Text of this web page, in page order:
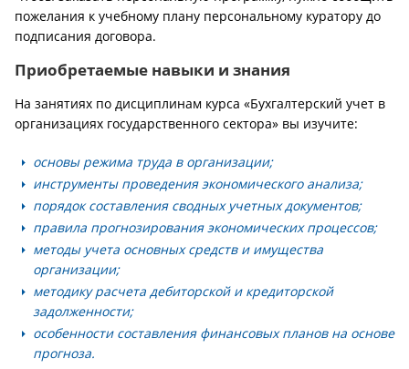
пожелания к учебному плану персональному куратору до
подписания договора.
Приобретаемые навыки и знания
На занятиях по дисциплинам курса «Бухгалтерский учет в
организациях государственного сектора» вы изучите:
основы режима труда в организации;
инструменты проведения экономического анализа;
порядок составления сводных учетных документов;
правила прогнозирования экономических процессов;
методы учета основных средств и имущества
организации;
методику расчета дебиторской и кредиторской
задолженности;
особенности составления финансовых планов на основе
прогноза.